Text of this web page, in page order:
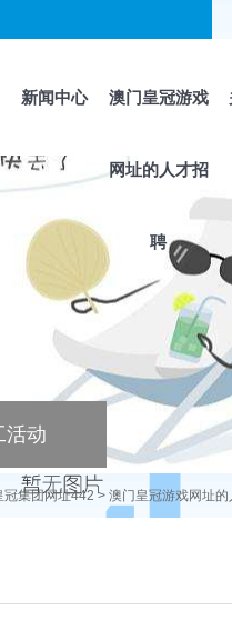
新闻中心 澳门皇冠游戏
网址的人才招
聘
活动
冠集团网址442 > 澳门皇冠游戏网址的